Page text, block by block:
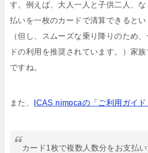
す。例えば、大人一人と子供二人、
払いを一枚のカードで清算できるとい
（但し、スムーズな乗り降りのため
ドの利用を推奨されています。）家
ですね。
また、 ICAS nimocaの「ご利用ガイド
カード1枚で複数人数分をお支払